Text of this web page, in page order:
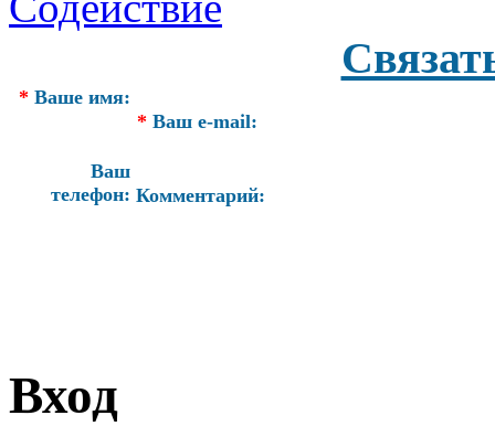
* Ваше имя:
* Ваш e-mail:
Ваш
телефон: Комментарий:
Вход